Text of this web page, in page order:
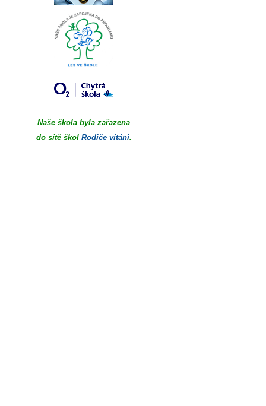
Naše škola byla zařazena
do sítě škol Rodiče vítáni.